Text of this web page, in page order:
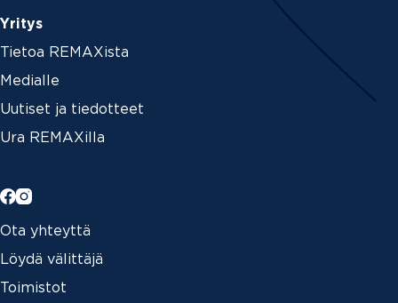
Yritys
Tietoa REMAXista
Medialle
Uutiset ja tiedotteet
Ura REMAXilla
Ota yhteyttä
Löydä välittäjä
Toimistot